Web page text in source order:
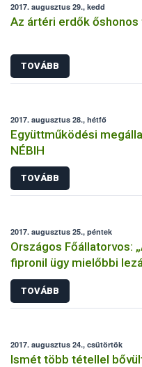
2017. augusztus 29., kedd
Az ártéri erdők
TOVÁBB
2017. augusztus 28., hétfő
Együttműködési
NÉBIH
TOVÁBB
2017. augusztus 25., péntek
Országos Főállatorvos:
fipronil ügy mielőbbi
TOVÁBB
2017. augusztus 24., csütörtök
Ismét több tétellel